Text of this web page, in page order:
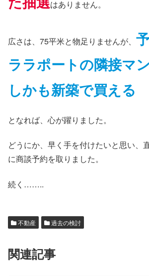
はありません。
広さは、75平米と物足りませんが、
ララポートの隣接マ
しかも新築で買える
となれば、心が躍りました。
どうにか、早く手を付けたいと思い、
に商談予約を取りました。
続く……..
不動産 過去の検討
関連記事